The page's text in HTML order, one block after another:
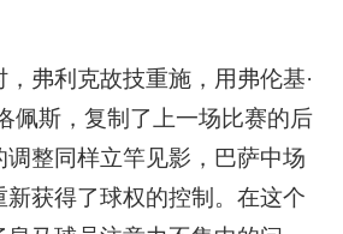
弗利克故技重施，用弗伦基·
佩斯，复制了上一场比赛的后
整同样立竿见影，巴萨中场
获得了球权的控制。在这个